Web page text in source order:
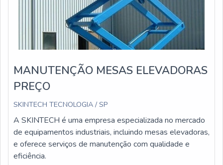
MANUTENÇÃO MESAS ELEVADORAS
PREÇO
SKINTECH TECNOLOGIA / SP
A SKINTECH é uma empresa especializada no mercado
de equipamentos industriais, incluindo mesas elevadoras,
e oferece serviços de manutenção com qualidade e
eficiência.